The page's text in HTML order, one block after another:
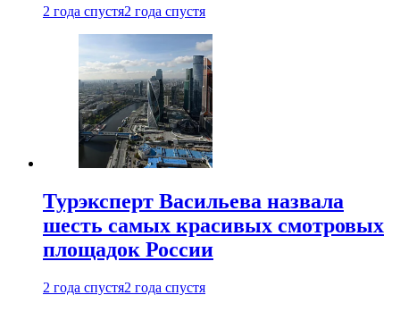
2 года спустя2 года спустя
Турэксперт Васильева назвала
шесть самых красивых смотровых
площадок России
2 года спустя2 года спустя